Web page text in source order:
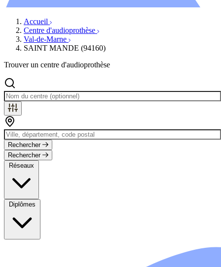
Accueil
Centre d'audioprothèse
Val-de-Marne
SAINT MANDE (94160)
Trouver un centre d'audioprothèse
Rechercher
Rechercher
Réseaux
Diplômes